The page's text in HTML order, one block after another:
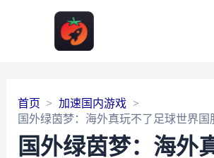
首页
加速国内游戏
国外绿茵梦：海外真玩不了足球世界国
国外绿茵梦：海外